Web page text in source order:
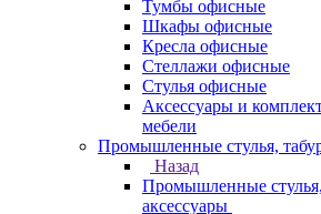
Тумбы офисные
Шкафы офисные
Кресла офисные
Стеллажи офисные
Стулья офисные
Аксессуары и
мебели
Промышленные стулья,
Назад
Промышленные
аксессуары